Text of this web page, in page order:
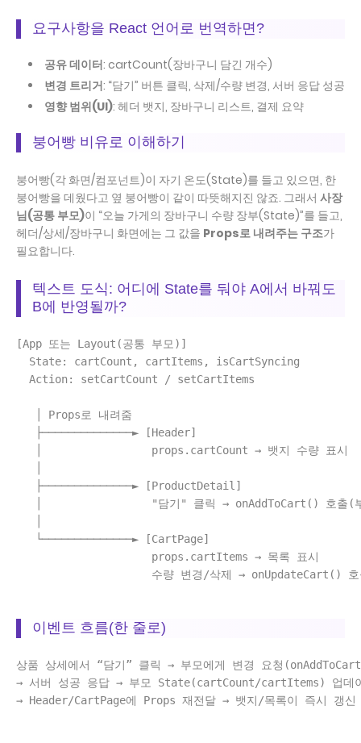
요구사항을 React 언어로 번역하면?
공유 데이터: cartCount(장바구니 담긴 개수)
변경 트리거: “담기” 버튼 클릭, 삭제/수량 변경, 서버 응답 성공
영향 범위(UI): 헤더 뱃지, 장바구니 리스트, 결제 요약
붕어빵 비유로 이해하기
붕어빵(각 화면/컴포넌트)이 자기 온도(State)를 들고 있으면, 한
붕어빵을 데웠다고 옆 붕어빵이 같이 따뜻해지진 않죠. 그래서 사장
님(공통 부모)이 “오늘 가게의 장바구니 수량 장부(State)”를 들고,
헤더/상세/장바구니 화면에는 그 값을 Props로 내려주는 구조가
필요합니다.
텍스트 도식: 어디에 State를 둬야 A에서 바꿔도
B에 반영될까?
[App 또는 Layout(공통 부모)]
  State: cartCount, cartItems, isCartSyncing
  Action: setCartCount / setCartItems
   │ Props로 내려줌
   ├──────────────► [Header]
   │                 props.cartCount → 뱃지 수량 표시
   ├──────────────► [ProductDetail]
│                 "담기" 클릭 → onAddToCart() 호출(
   └──────────────► [CartPage]
                     props.cartItems → 목록 표시
수량 변경/삭제 → onUpdateCart() 호
이벤트 흐름(한 줄로)
상품 상세에서 “담기” 클릭 → 부모에게 변경 요청
→ 서버 성공 응답 → 부모 State(cartCount/cartItems) 업데
→ Header/CartPage에 Props 재전달 → 뱃지/목록이 즉시 갱신